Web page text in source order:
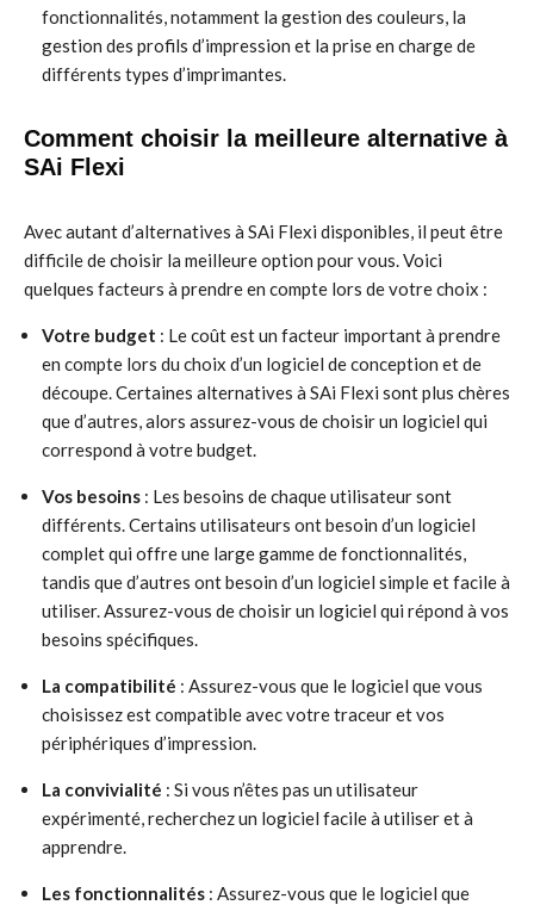
fonctionnalités, notamment la gestion des couleurs, la
gestion des profils d’impression et la prise en charge de
différents types d’imprimantes.
Comment choisir la meilleure alternative à
SAi Flexi
Avec autant d’alternatives à SAi Flexi disponibles, il peut être
difficile de choisir la meilleure option pour vous. Voici
quelques facteurs à prendre en compte lors de votre choix :
Votre budget : Le coût est un facteur important à prendre
en compte lors du choix d’un logiciel de conception et de
découpe. Certaines alternatives à SAi Flexi sont plus chères
que d’autres, alors assurez-vous de choisir un logiciel qui
correspond à votre budget.
Vos besoins : Les besoins de chaque utilisateur sont
différents. Certains utilisateurs ont besoin d’un logiciel
complet qui offre une large gamme de fonctionnalités,
tandis que d’autres ont besoin d’un logiciel simple et facile à
utiliser. Assurez-vous de choisir un logiciel qui répond à vos
besoins spécifiques.
La compatibilité : Assurez-vous que le logiciel que vous
choisissez est compatible avec votre traceur et vos
périphériques d’impression.
La convivialité : Si vous n’êtes pas un utilisateur
expérimenté, recherchez un logiciel facile à utiliser et à
apprendre.
Les fonctionnalités : Assurez-vous que le logiciel que